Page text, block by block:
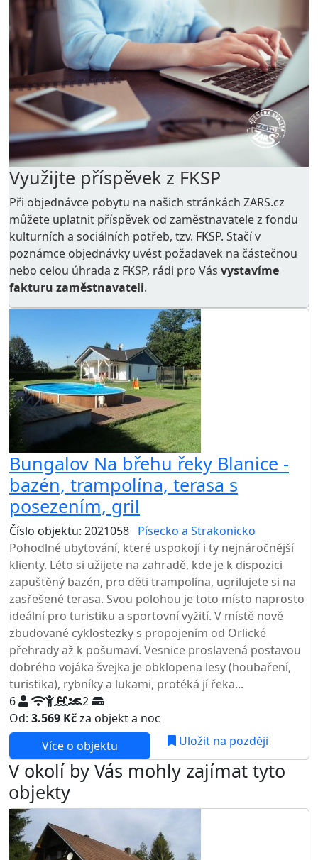
Využijte příspěvek z FKSP
Při objednávce pobytu na našich stránkách ZARS.cz
můžete uplatnit příspěvek od zaměstnavatele z fondu
kulturních a sociálních potřeb, tzv. FKSP. Stačí v
poznámce objednávky uvést požadavek na částečnou
nebo celou úhrada z FKSP, rádi pro Vás vystavíme
fakturu zaměstnavateli.
Bungalov Na břehu řeky Blanice -
bazén, trampolína, terasa s
posezením, gril
Číslo objektu: 2021058 Písecko a Strakonicko
Pohodlné ubytování, které uspokojí i ty nejnáročnější
klienty. Léto si užijete na zahradě, kde je k dispozici
zapuštěný bazén, pro děti trampolína, ugrilujete si na
zasřešené terasa. Svou polohou je toto místo naprosto
ideální pro turistiku a sportovní vyžití. V místě nově
zbudované cyklostezky s propojením od Orlické
přehrady až k pošumaví. Vesnice proslavená postavou
dobrého vojáka švejka je obklopena lesy (houbaření,
turistika), rybníky a lukami, protéká jí řeka...
6
2
Od: 3.569 Kčza objekt a noc
Více o objektu
Uložit na později
V okolí by Vás mohly zajímat tyto
objekty